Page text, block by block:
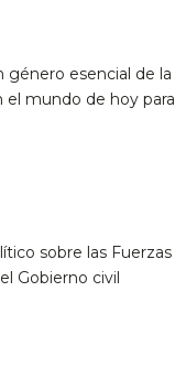
género esencial de la
mundo de hoy para
sobre las Fuerzas
Gobierno civil